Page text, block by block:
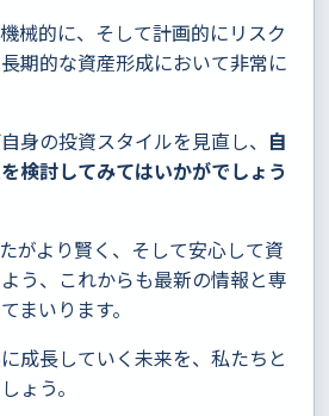
械的に、そして計画的にリスク
期的な資産形成において非常に
身の投資スタイルを見直し、 自
検討してみてはいかがでしょう
がより賢く、そして安心して資
う、これからも最新の情報と専
まいります。
成長していく未来を、私たちと
ょう。